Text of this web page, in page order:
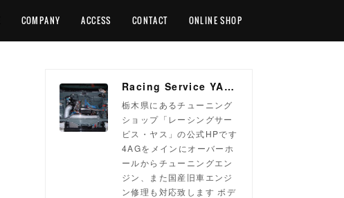
COMPANY ACCESS CONTACT ONLINE SHOP
Racing Service YASU ~total tuning proshop~
栃木県にあるチューニング
ショップ「レーシングサー
ビス・ヤス」の公式HPです
4AGをメインにオーバーホ
ールからチューニングエン
ジン、また国産旧車エンジ
ン修理も対応致します ボデ